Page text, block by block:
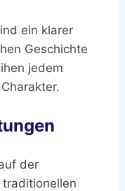
ein klarer
Geschichte
jedem
der
traditionellen